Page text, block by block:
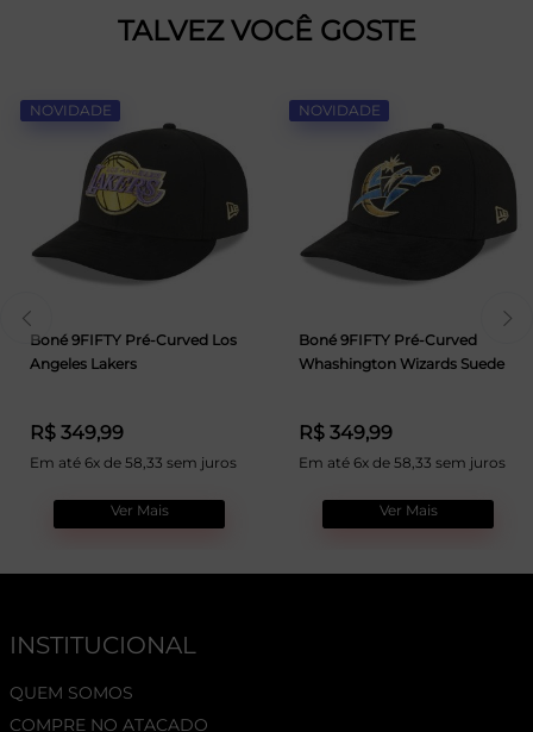
TALVEZ VOCÊ GOSTE
NOVIDADE
Boné 9FIFTY Pré-Curved Los
Angeles Lakers
R$ 349,99
Em até 6x de 58,33 sem juros
Ver Mais
NOVIDADE
Boné 9FIFTY Pré-Curved
Whashington Wizards Suede
R$ 349,99
Em até 6x de 58,33 sem juros
Ver Mais
INSTITUCIONAL
QUEM SOMOS
COMPRE NO ATACADO